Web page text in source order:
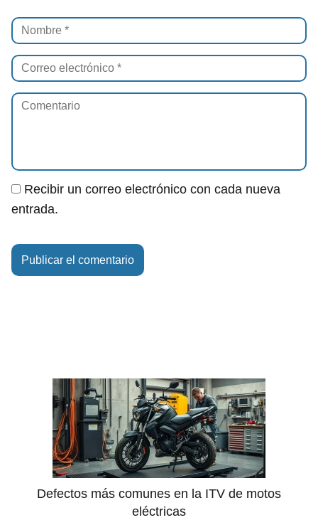
Recibir un correo electrónico con cada nueva
entrada.
Defectos más comunes en la ITV de motos
eléctricas